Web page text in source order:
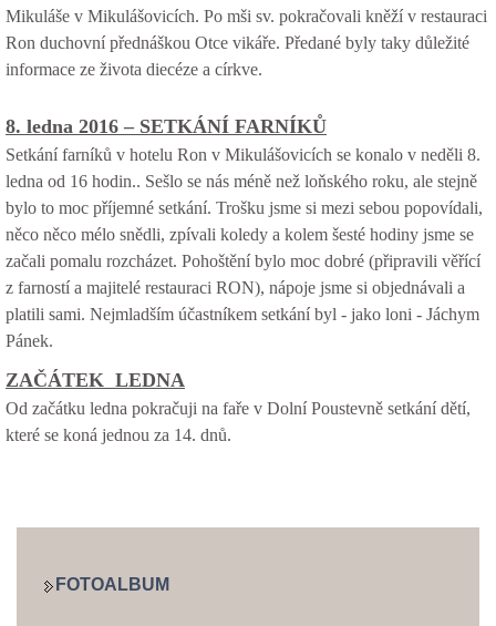
Mikuláše v Mikulášovicích. Po mši sv. pokračovali kněží v restauraci
Ron duchovní přednáškou Otce vikáře. Předané byly taky důležité
informace ze života diecéze a církve.
8. ledna 2016 – SETKÁNÍ FARNÍKŮ
Setkání farníků v hotelu Ron v Mikulášovicích se konalo v neděli 8.
ledna od 16 hodin.. Sešlo se nás méně než loňského roku, ale stejně
bylo to moc příjemné setkání. Trošku jsme si mezi sebou popovídali,
něco něco mélo snědli, zpívali koledy a kolem šesté hodiny jsme se
začali pomalu rozcházet. Pohoštění bylo moc dobré (připravili věřící
z farností a majitelé restauraci RON), nápoje jsme si objednávali a
platili sami. Nejmladším účastníkem setkání byl - jako loni - Jáchym
Pánek.
ZAČÁTEK LEDNA
Od začátku ledna pokračuji na faře v Dolní Poustevně setkání dětí,
které se koná jednou za 14. dnů.
FOTOALBUM